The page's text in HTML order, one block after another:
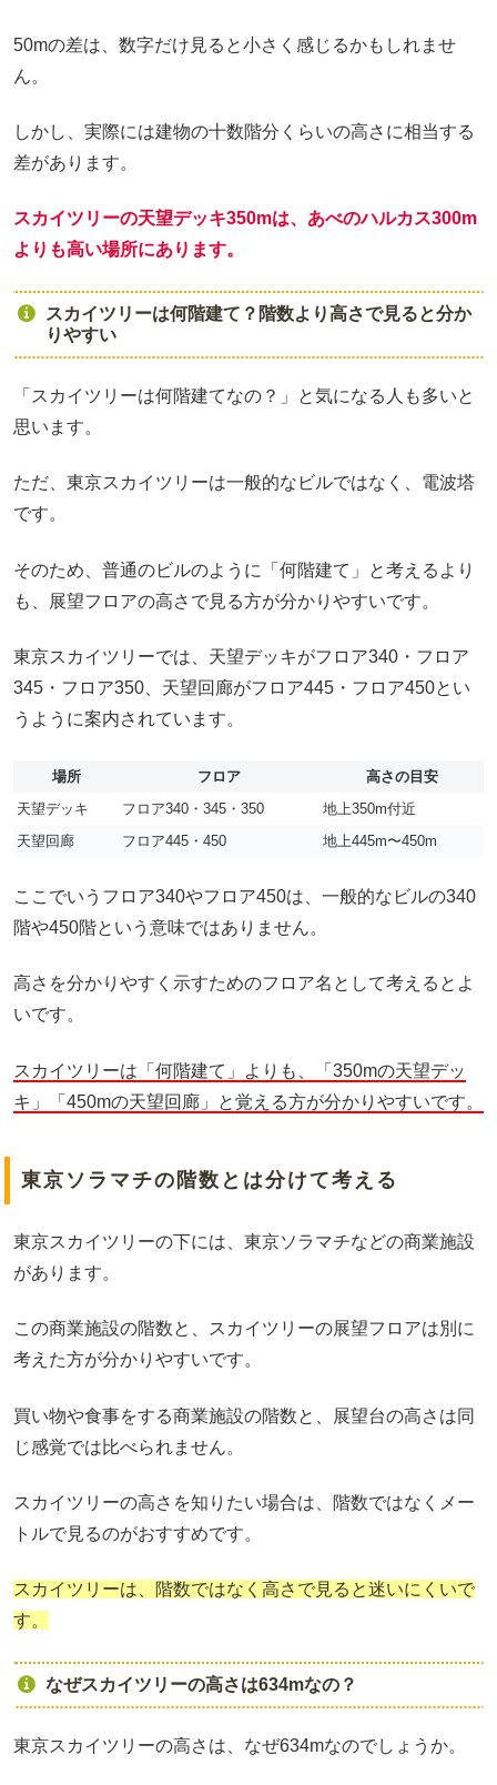
50mの差は、数字だけ見ると小さく感じるかもしれませ
ん。
しかし、実際には建物の十数階分くらいの高さに相当する
差があります。
スカイツリーの天望デッキ350mは、あべのハルカス300m
よりも高い場所にあります。
スカイツリーは何階建て？階数より高さで見ると分か
りやすい
「スカイツリーは何階建てなの？」と気になる人も多いと
思います。
ただ、東京スカイツリーは一般的なビルではなく、電波塔
です。
そのため、普通のビルのように「何階建て」と考えるより
も、展望フロアの高さで見る方が分かりやすいです。
東京スカイツリーでは、天望デッキがフロア340・フロア
345・フロア350、天望回廊がフロア445・フロア450とい
うように案内されています。
場所 フロア
高さの目安
天望デッキ
フロア340・345・350
地上350m付近
天望回廊
フロア445・450 地上445m〜450m
ここでいうフロア340やフロア450は、一般的なビルの340
階や450階という意味ではありません。
高さを分かりやすく示すためのフロア名として考えるとよ
いです。
スカイツリーは「何階建て」よりも、「350mの天望デッ
キ」「450mの天望回廊」と覚える方が分かりやすいです。
東京ソラマチの階数とは分けて考える
東京スカイツリーの下には、東京ソラマチなどの商業施設
があります。
この商業施設の階数と、スカイツリーの展望フロアは別に
考えた方が分かりやすいです。
買い物や食事をする商業施設の階数と、展望台の高さは同
じ感覚では比べられません。
スカイツリーの高さを知りたい場合は、階数ではなくメー
トルで見るのがおすすめです。
スカイツリーは、階数ではなく高さで見ると迷いにくいで
す。
なぜスカイツリーの高さは634mなの？
東京スカイツリーの高さは、なぜ634mなのでしょうか。